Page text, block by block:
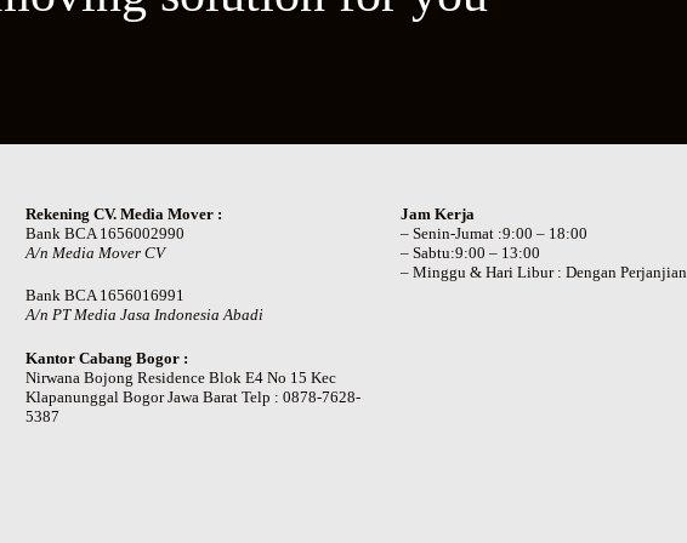
Rekening CV. Media Mover :
Bank BCA 1656002990
A/n Media Mover CV
Bank BCA 1656016991
A/n PT Media Jasa Indonesia Abadi
Kantor Cabang Bogor :
Nirwana Bojong Residence Blok E4 No 15 Kec
Klapanunggal Bogor Jawa Barat Telp : 0878-7628-
5387
Jam Kerja
– Senin-Jumat :9:00 – 18:00
– Sabtu:9:00 – 13:00
– Minggu & Hari Libur : Dengan Perjanjian